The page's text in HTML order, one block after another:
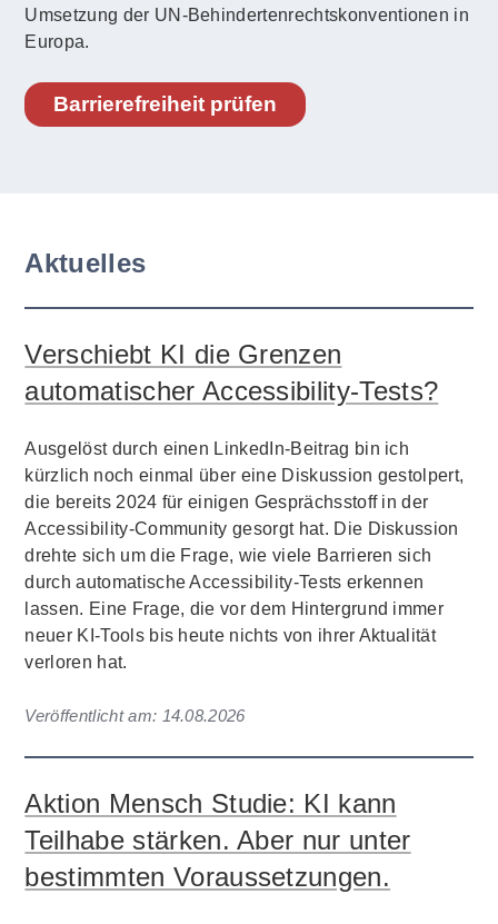
Umsetzung der UN-Behindertenrechtskonventionen in
Europa.
Barrierefreiheit prüfen
Aktuelles
Verschiebt KI die Grenzen
automatischer Accessibility-Tests?
Ausgelöst durch einen LinkedIn-Beitrag bin ich
kürzlich noch einmal über eine Diskussion gestolpert,
die bereits 2024 für einigen Gesprächsstoff in der
Accessibility-Community gesorgt hat. Die Diskussion
drehte sich um die Frage, wie viele Barrieren sich
durch automatische Accessibility-Tests erkennen
lassen. Eine Frage, die vor dem Hintergrund immer
neuer KI-Tools bis heute nichts von ihrer Aktualität
verloren hat.
Veröffentlicht am: 14.08.2026
Aktion Mensch Studie: KI kann
Teilhabe stärken. Aber nur unter
bestimmten Voraussetzungen.